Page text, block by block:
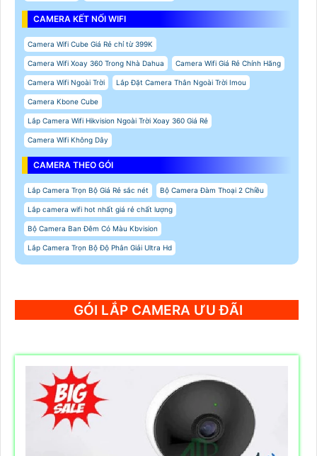
CAMERA KẾT NỐI WIFI
Camera Wifi Cube Giá Rẻ chỉ từ 399K
Camera Wifi Xoay 360 Trong Nhà Dahua Camera Wifi Giá Rẻ Chính Hãng
Camera Wifi Ngoài Trời Lắp Đặt Camera Thân Ngoài Trời Imou
Camera Kbone Cube
Lắp Camera Wifi Hikvision Ngoài Trời Xoay 360 Giá Rẻ
Camera Wifi Không Dây
CAMERA THEO GÓI
Lắp Camera Trọn Bộ Giá Rẻ sắc nét Bộ Camera Đàm Thoại 2 Chiều
Lắp camera wifi hot nhất giá rẻ chất lượng
Bộ Camera Ban Đêm Có Màu Kbvision
Lắp Camera Trọn Bộ Độ Phân Giải Ultra Hd
GÓI LẮP CAMERA ƯU ĐÃI